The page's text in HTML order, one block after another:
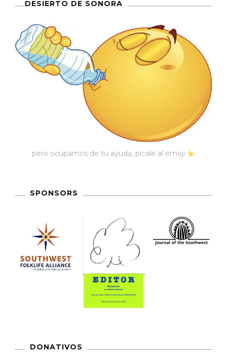
Lugar
Nostalgia
DESIERTO DE SONORA
pero ocupamos de tu ayuda, pícale al emoji
SPONSORS
DONATIVOS